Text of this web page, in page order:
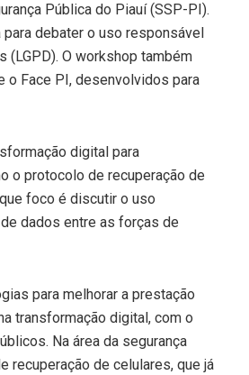
Pública do Piauí (SSP-PI).
debater o uso responsável
(LGPD). O workshop também
o Face PI, desenvolvidos para
digital para
o protocolo de recuperação de
foco é discutir o uso
dados entre as forças de
para melhorar a prestação
transformação digital, com o
Na área da segurança
recuperação de celulares, que já